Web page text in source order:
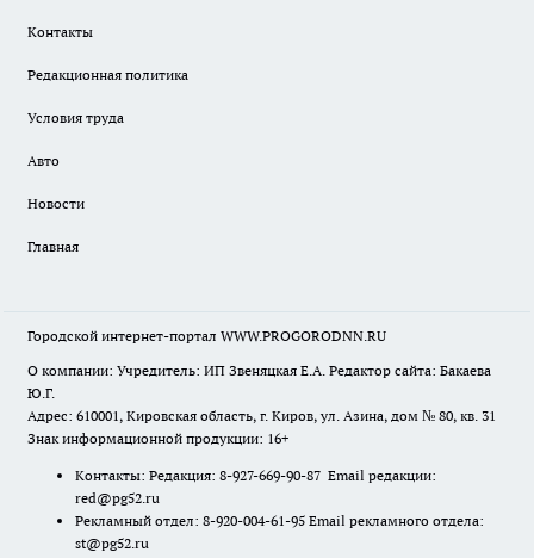
Контакты
Редакционная политика
Условия труда
Авто
Новости
Главная
Городской интернет-портал WWW.PROGORODNN.RU
О компании: Учредитель: ИП Звеняцкая Е.А. Редактор сайта: Бакаева
Ю.Г.
Адрес: 610001, Кировская область, г. Киров, ул. Азина, дом № 80, кв. 31
Знак информационной продукции: 16+
Контакты: Редакция: 8-927-669-90-87 Email редакции:
red@pg52.ru
Рекламный отдел: 8-920-004-61-95 Email рекламного отдела:
st@pg52.ru